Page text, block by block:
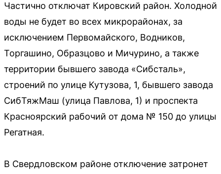
Частично отключат Кировский район. Холодной
воды не будет во всех микрорайонах, за
исключением Первомайского, Водников,
Торгашино, Образцово и Мичурино, а также
территории бывшего завода «Сибсталь»,
строений по улице Кутузова, 1, бывшего завода
СибТяжМаш (улица Павлова, 1) и проспекта
Красноярский рабочий от дома № 150 до улицы
Регатная.
В Свердловском районе отключение затронет